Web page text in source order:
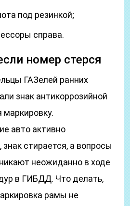
под резинкой;
справа.
номер стерся
ГАЗелей ранних
знак антикоррозийной
авто активно
стирается, а вопросы
неожиданно в ходе
в ГИБДД. Что делать,
рамы не